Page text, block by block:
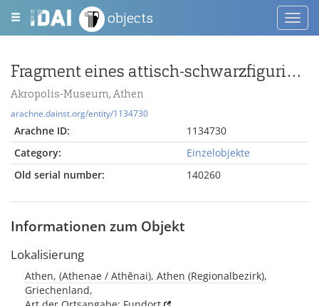
objects
Fragment eines attisch-schwarzfigurigen Rhytons (?) mit Palmette unter dorischem Kymation
Akropolis-Museum, Athen
arachne.dainst.org/entity/1134730
Arachne ID:
1134730
Category:
Einzelobjekte
Old serial number:
140260
Informationen zum Objekt
Lokalisierung
Athen, (Athenae / Athēnai), Athen (Regionalbezirk),
Griechenland,